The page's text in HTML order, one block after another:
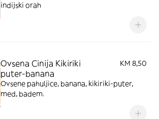
indijski orah
Ovsena Cinija Kikiriki
puter-banana
KM 8,50
Ovsene pahuljice, banana, kikiriki-puter,
med, badem.